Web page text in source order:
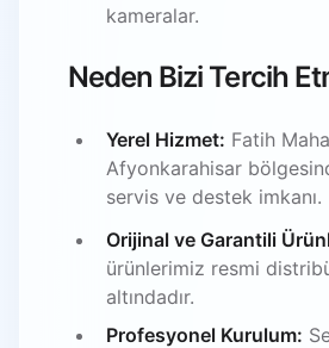
kameralar.
Neden Bizi Tercih
Yerel Hizmet: Fatih
Afyonkarahisar
servis ve destek imkanı.
Orijinal ve Garantili
ürünlerimiz resmi
altındadır.
Profesyonel Kurulum: